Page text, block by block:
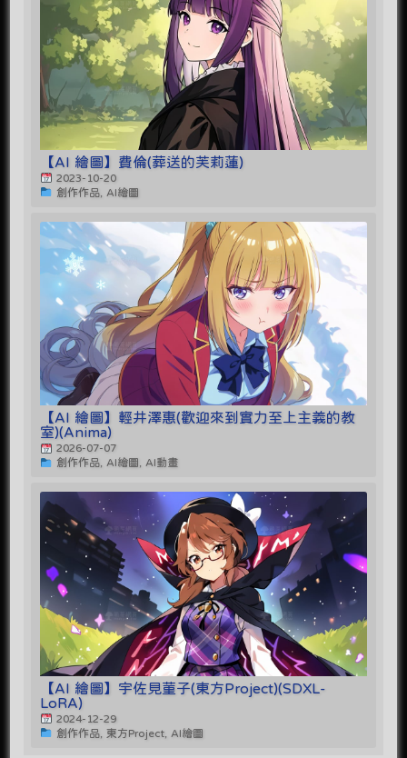
【AI 繪圖】費倫(葬送的芙莉蓮)
2023-10-20
創作作品, AI繪圖
【AI 繪圖】輕井澤惠(歡迎來到實力至上主義的教
室)(Anima)
2026-07-07
創作作品, AI繪圖, AI動畫
【AI 繪圖】宇佐見菫子(東方Project)(SDXL-
LoRA)
2024-12-29
創作作品, 東方Project, AI繪圖